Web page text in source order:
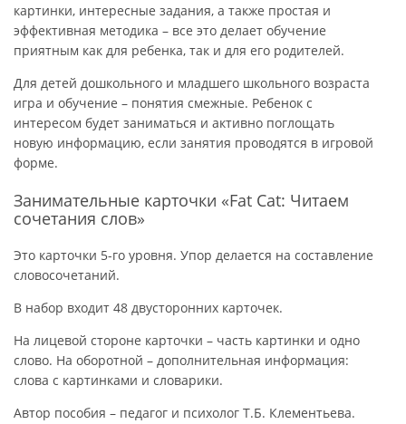
картинки, интересные задания, а также простая и
эффективная методика – все это делает обучение
приятным как для ребенка, так и для его родителей.
Для детей дошкольного и младшего школьного возраста
игра и обучение – понятия смежные. Ребенок с
интересом будет заниматься и активно поглощать
новую информацию, если занятия проводятся в игровой
форме.
Занимательные карточки «Fat Cat: Читаем
сочетания слов»
Это карточки 5-го уровня. Упор делается на составление
словосочетаний.
В набор входит 48 двусторонних карточек.
На лицевой стороне карточки – часть картинки и одно
слово. На оборотной – дополнительная информация:
слова с картинками и словарики.
Автор пособия – педагог и психолог Т.Б. Клементьева.